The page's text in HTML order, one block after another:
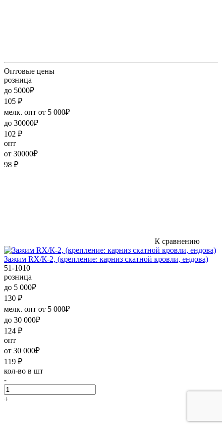
Оптовые цены
розница
до 5000₽
105 ₽
мелк. опт от 5 000₽
до 30000₽
102 ₽
опт
от 30000₽
98 ₽
К сравнению
Зажим RX/К-2, (крепление: карниз скатной кровли, ендова)
51-1010
розница
до 5 000₽
130 ₽
мелк. опт от 5 000₽
до 30 000₽
124 ₽
опт
от 30 000₽
119 ₽
кол-во в шт
-
+